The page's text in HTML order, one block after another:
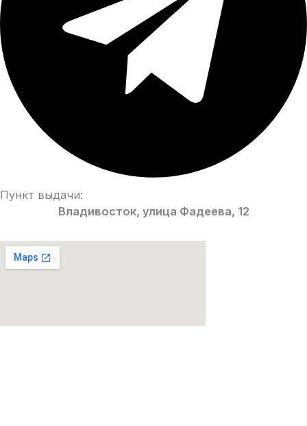
Пункт выдачи:
Владивосток, улица Фадеева, 12